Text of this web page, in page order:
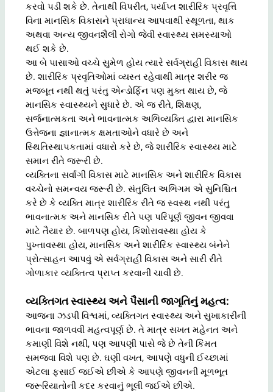
કરવો પડી શકે છે. તેનાથી વિપરીત, પર્યાપ્ત શારીરિક પ્રવૃત્તિ
વિના માનસિક વિકાસને પ્રાધાન્ય આપવાથી સ્થૂળતા, થાક
અથવા અન્ય જીવનશૈલી રોગો જેવી સ્વાસ્થ્ય સમસ્યાઓ
થઈ શકે છે.
આ બે પાસાઓ વચ્ચે સુમેળ હોય ત્યારે સર્વગ્રાહી વિકાસ થાય
છે. શારીરિક પ્રવૃતિઓમાં વ્યસ્ત રહેવાથી માત્ર શરીર જ
મજબૂત નથી થતું પરંતુ એન્ડોર્ફિન પણ મુક્ત થાય છે, જે
માનસિક સ્વાસ્થ્યને સુધારે છે. એ જ રીતે, શિક્ષણ,
સર્જનાત્મકતા અને ભાવનાત્મક અભિવ્યક્તિ દ્વારા માનસિક
ઉત્તેજના જ્ઞાનાત્મક ક્ષમતાઓને વધારે છે અને
સ્થિતિસ્થાપકતામાં વધારો કરે છે, જે શારીરિક સ્વાસ્થ્ય માટે
સમાન રીતે જરૂરી છે.
વ્યક્તિના સર્વાંગી વિકાસ માટે માનસિક અને શારીરિક વિકાસ
વચ્ચેનો સમન્વય જરૂરી છે. સંતુલિત અભિગમ એ સુનિશ્ચિત
કરે છે કે વ્યક્તિ માત્ર શારીરિક રીતે જ સ્વસ્થ નથી પરંતુ
ભાવનાત્મક અને માનસિક રીતે પણ પરિપૂર્ણ જીવન જીવવા
માટે તૈયાર છે. બાળપણ હોય, કિશોરાવસ્થા હોય કે
પુખ્તાવસ્થા હોય, માનસિક અને શારીરિક સ્વાસ્થ્ય બંનેને
પ્રોત્સાહન આપવું એ સર્વગ્રાહી વિકાસ અને સારી રીતે
ગોળાકાર વ્યક્તિત્વ પ્રાપ્ત કરવાની ચાવી છે.
વ્યક્તિગત સ્વાસ્થ્ય અને પૈસાની જાગૃતિનું મહત્વ:
આજના ઝડપી વિશ્વમાં, વ્યક્તિગત સ્વાસ્થ્ય અને સુખાકારીની
ભાવના જાળવવી મહત્વપૂર્ણ છે. તે માત્ર સખત મહેનત અને
કમાણી વિશે નથી, પણ આપણી પાસે જે છે તેની કિંમત
સમજવા વિશે પણ છે. ઘણી વખત, આપણે વધુની ઈચ્છામાં
એટલા ફસાઈ જઈએ છીએ કે આપણે જીવનની મૂળભૂત
જરૂરિયાતોની કદર કરવાનું ભૂલી જઈએ છીએ.